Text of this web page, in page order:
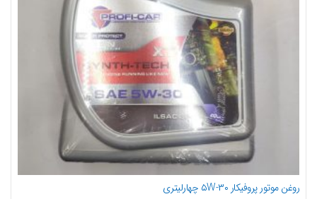
روغن موتور پروفیکار ۳۰-۵W چهارلیتری